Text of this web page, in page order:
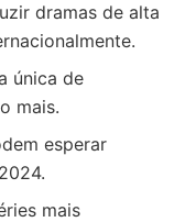
dramas de alta
única de
mais.
esperar
mais